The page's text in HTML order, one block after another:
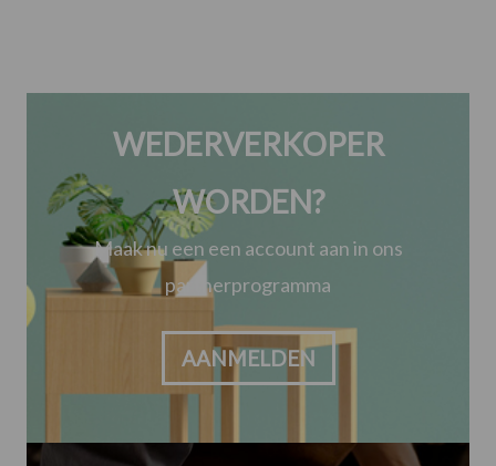
WEDERVERKOPER
WORDEN?
Maak nu een een account aan in ons
partnerprogramma
AANMELDEN